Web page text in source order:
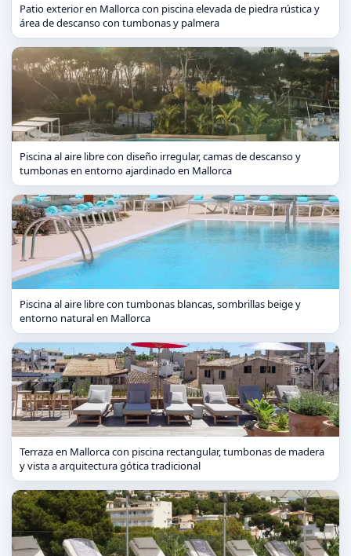
Patio exterior en Mallorca con piscina elevada de piedra rústica y
área de descanso con tumbonas y palmera
Piscina al aire libre con diseño irregular, camas de descanso y
tumbonas en entorno ajardinado en Mallorca
Piscina al aire libre con tumbonas blancas, sombrillas beige y
entorno natural en Mallorca
Terraza en Mallorca con piscina rectangular, tumbonas de madera
y vista a arquitectura gótica tradicional